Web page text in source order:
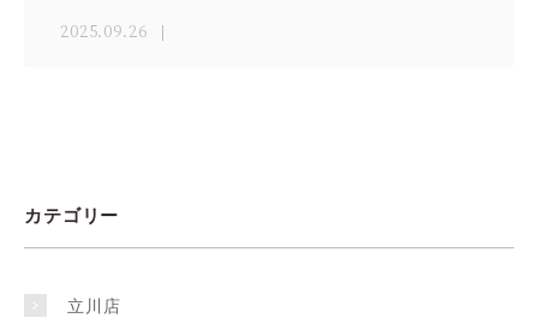
2025.09.26
カテゴリー
立川店